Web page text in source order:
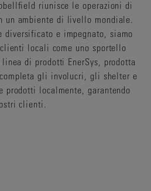
riunisce le operazioni di
un ambiente di livello mondiale.
diversificato e impegnato, siamo
locali come uno sportello
di prodotti EnerSys, prodotta
gli involucri, gli shelter e
localmente, garantendo
clienti.